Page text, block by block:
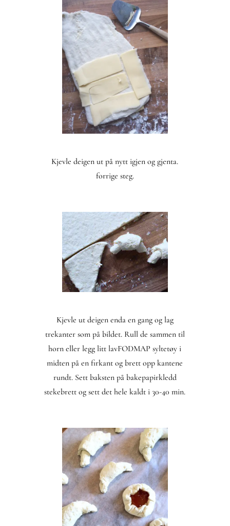
Kjevle deigen ut på nytt igjen og gjenta.
forrige steg.
Kjevle ut deigen enda en gang og lag
trekanter som på bildet. Rull de sammen til
horn eller legg litt lavFODMAP syltetøy i
midten på en firkant og brett opp kantene
rundt. Sett baksten på bakepapirkledd
stekebrett og sett det hele kaldt i 30-40 min.